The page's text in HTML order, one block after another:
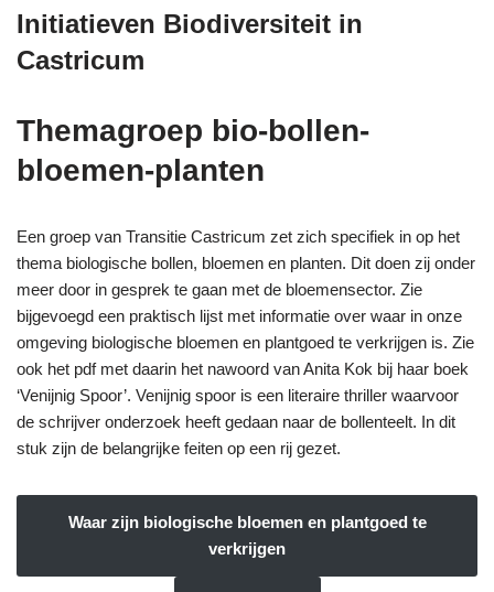
Initiatieven Biodiversiteit in
Castricum
Themagroep bio-bollen-
bloemen-planten
Een groep van Transitie Castricum zet zich specifiek in op het
thema biologische bollen, bloemen en planten. Dit doen zij onder
meer door in gesprek te gaan met de bloemensector. Zie
bijgevoegd een praktisch lijst met informatie over waar in onze
omgeving biologische bloemen en plantgoed te verkrijgen is. Zie
ook het pdf met daarin het nawoord van Anita Kok bij haar boek
‘Venijnig Spoor’. Venijnig spoor is een literaire thriller waarvoor
de schrijver onderzoek heeft gedaan naar de bollenteelt. In dit
stuk zijn de belangrijke feiten op een rij gezet.
Waar zijn biologische bloemen en plantgoed te
verkrijgen